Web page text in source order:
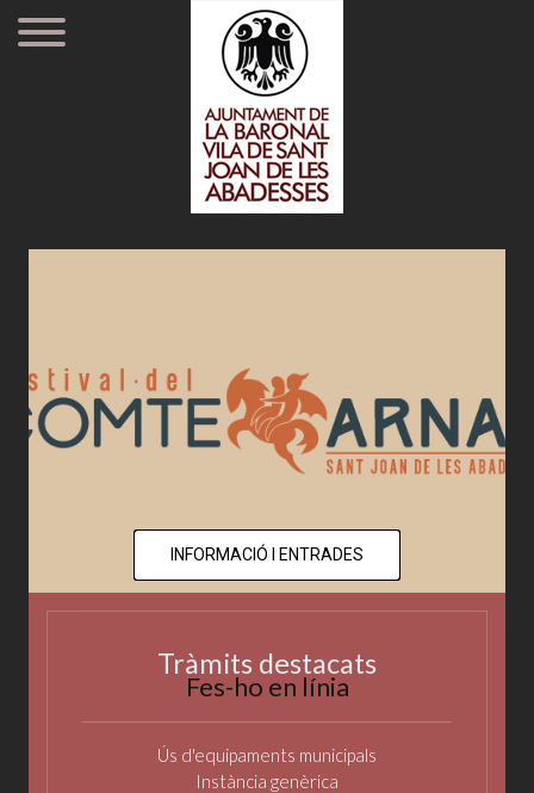
INFORMACIÓ I ENTRADES
Tràmits destacats
Fes-ho en línia
Ús d'equipaments municipals
Instància genèrica